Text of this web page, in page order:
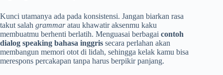
Kunci utamanya ada pada konsistensi. Jangan biarkan rasa
takut salah grammaratau khawatir aksenmu kaku
membuatmu berhenti berlatih. Menguasai berbagai contoh
dialog speaking bahasa inggris secara perlahan akan
membangun memori otot di lidah, sehingga kelak kamu bisa
merespons percakapan tanpa harus berpikir panjang.